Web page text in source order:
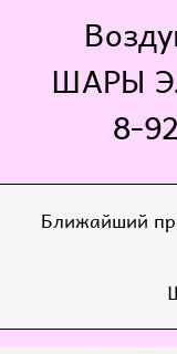
ШАРЫ
8-
Ближайший